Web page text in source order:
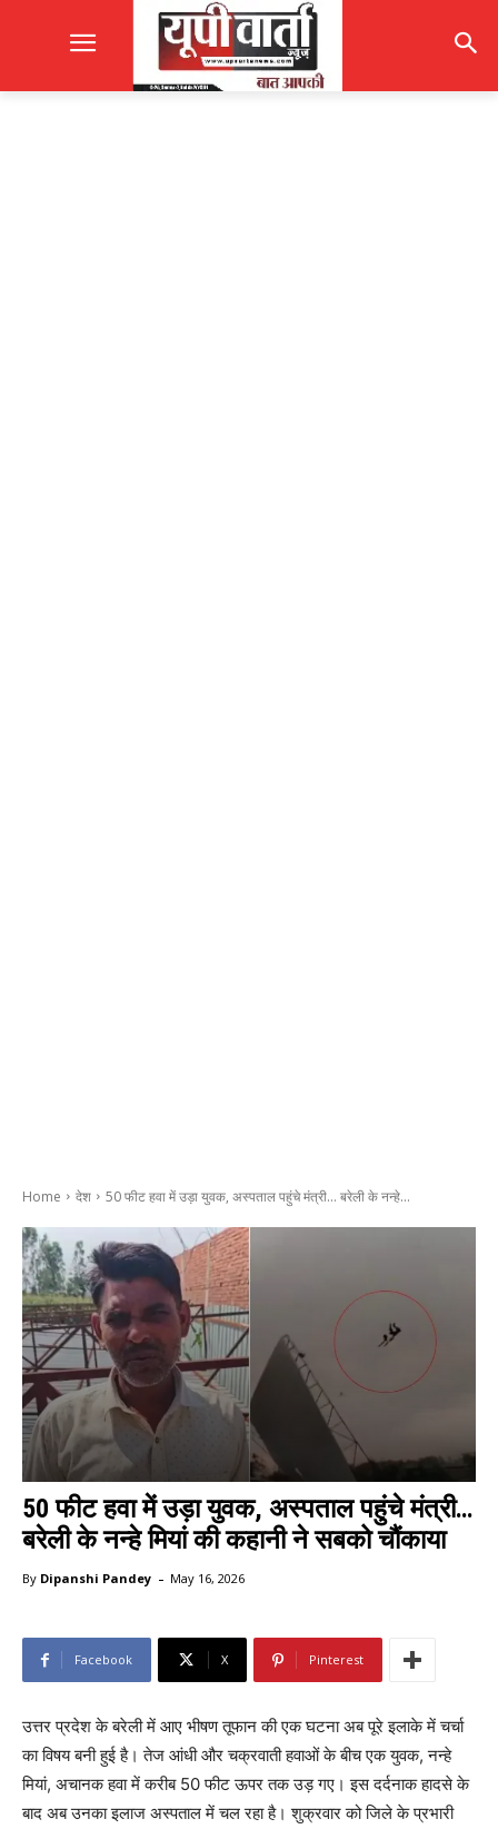
Home देश 50 फीट हवा में उड़ा युवक, अस्पताल पहुंचे मंत्री… बरेली के नन्हे...
50 फीट हवा में उड़ा युवक, अस्पताल पहुंचे मंत्री…
बरेली के नन्हे मियां की कहानी ने सबको चौंकाया
By Dipanshi Pandey - May 16, 2026
Facebook X Pinterest
उत्तर प्रदेश के बरेली में आए भीषण तूफान की एक घटना अब पूरे इलाके में चर्चा
का विषय बनी हुई है। तेज आंधी और चक्रवाती हवाओं के बीच एक युवक, नन्हे
मियां, अचानक हवा में करीब 50 फीट ऊपर तक उड़ गए। इस दर्दनाक हादसे के
बाद अब उनका इलाज अस्पताल में चल रहा है। शुक्रवार को जिले के प्रभारी